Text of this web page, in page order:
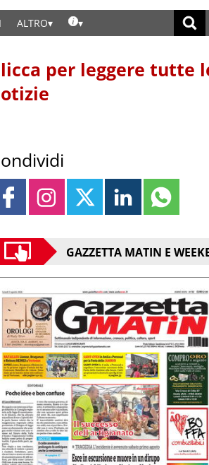
ALTRO
per leggere tutte
GAZZETTA MATIN E